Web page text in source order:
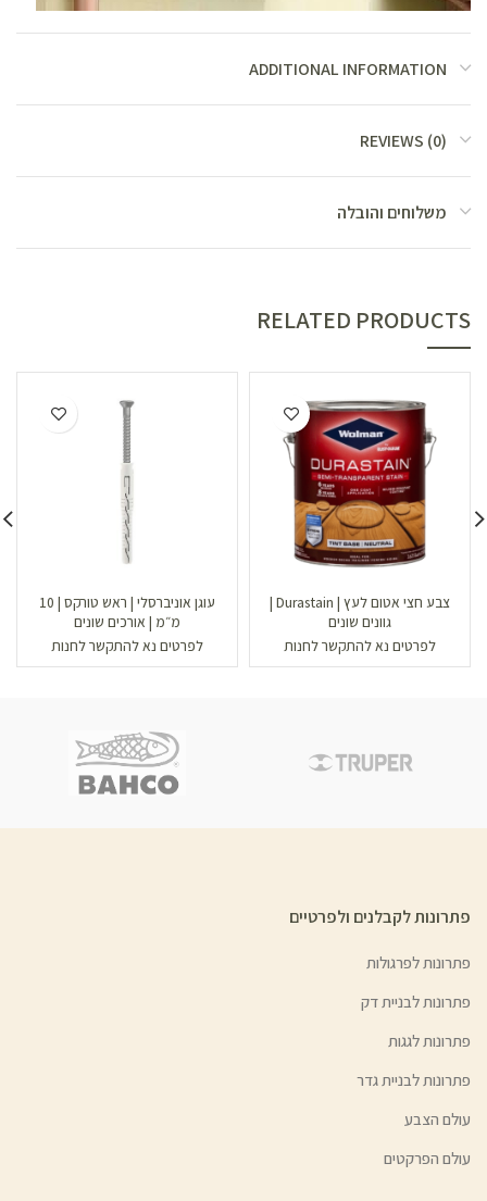
ADDITIONAL INFORMATION
REVIEWS (0)
משלוחים והובלה
RELATED PRODUCTS
צבע חצי אטום לעץ | Durastain |
גוונים שונים
לפרטים נא להתקשר לחנות
עוגן אוניברסלי | ראש טורקס | 10
מ״מ | אורכים שונים
לפרטים נא להתקשר לחנות
פתרונות לקבלנים ולפרטיים
פתרונות לפרגולות
פתרונות לבניית דק
פתרונות לגגות
פתרונות לבניית גדר
עולם הצבע
עולם הפרקטים